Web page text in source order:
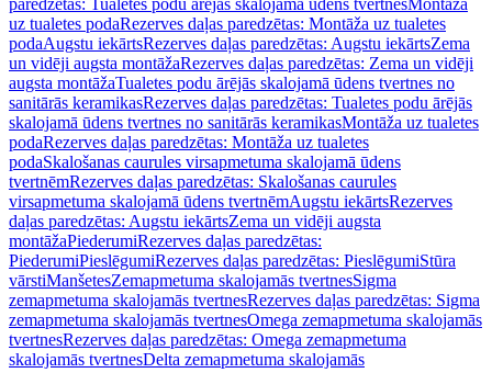
paredzētas: Tualetes podu ārējās skalojamā ūdens tvertnesMontāža
uz tualetes podaRezerves daļas paredzētas: Montāža uz tualetes
podaAugstu iekārtsRezerves daļas paredzētas: Augstu iekārtsZema
un vidēji augsta montāžaRezerves daļas paredzētas: Zema un vidēji
augsta montāžaTualetes podu ārējās skalojamā ūdens tvertnes no
sanitārās keramikasRezerves daļas paredzētas: Tualetes podu ārējās
skalojamā ūdens tvertnes no sanitārās keramikasMontāža uz tualetes
podaRezerves daļas paredzētas: Montāža uz tualetes
podaSkalošanas caurules virsapmetuma skalojamā ūdens
tvertnēmRezerves daļas paredzētas: Skalošanas caurules
virsapmetuma skalojamā ūdens tvertnēmAugstu iekārtsRezerves
daļas paredzētas: Augstu iekārtsZema un vidēji augsta
montāžaPiederumiRezerves daļas paredzētas:
PiederumiPieslēgumiRezerves daļas paredzētas: PieslēgumiStūra
vārstiManšetesZemapmetuma skalojamās tvertnesSigma
zemapmetuma skalojamās tvertnesRezerves daļas paredzētas: Sigma
zemapmetuma skalojamās tvertnesOmega zemapmetuma skalojamās
tvertnesRezerves daļas paredzētas: Omega zemapmetuma
skalojamās tvertnesDelta zemapmetuma skalojamās